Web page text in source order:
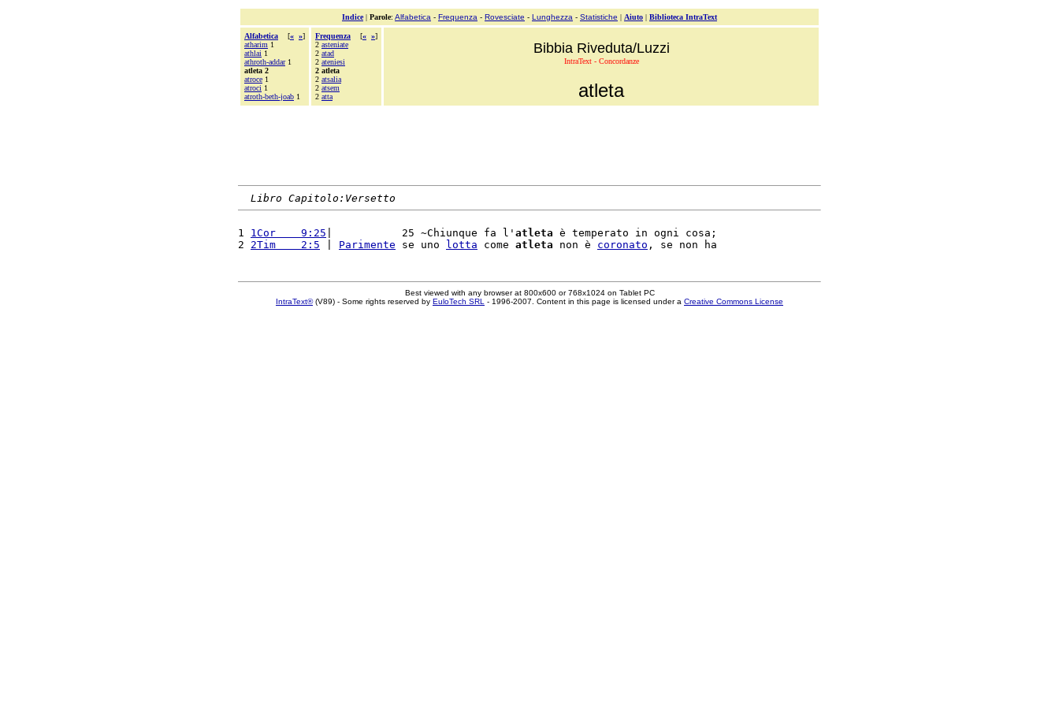
Indice| Parole: Alfabetica - Frequenza - Rovesciate - Lunghezza - Statistiche | Aiuto | Biblioteca IntraText
Alfabetica [« »]
atharim 1
athlai 1
athroth-addar1
atleta 2
atroce 1
atroci 1
atroth-beth-joab 1
Frequenza [« »]
2 asteniate
2 atad
2 ateniesi
2 atleta
2 atsalia
2 atsem
2 atta
Bibbia Riveduta/Luzzi
IntraText - Concordanze
atleta
Libro Capitolo:Versetto
1 1Cor    9:25 |           25 ~Chiunque fa l' atleta è temperato in ogni cosa;
2 2Tim    2:5 Parimente se uno lotta come atleta non è coronato
Best viewed with any browser at 800x600 or 768x1024 on Tablet PC
IntraText®(V89) - Some rights reserved by EuloTech SRL - 1996-2007. Content in this page is licensed under a Creative Commons License